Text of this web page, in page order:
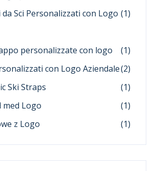
Sci Personalizzati con Logo (1)
personalizzate con logo
(1)
con Logo Aziendale(2)
Ski Straps
(1)
Logo
(1)
z Logo
(1)